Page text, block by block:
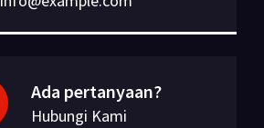
Ada pertanyaan?
Hubungi Kami